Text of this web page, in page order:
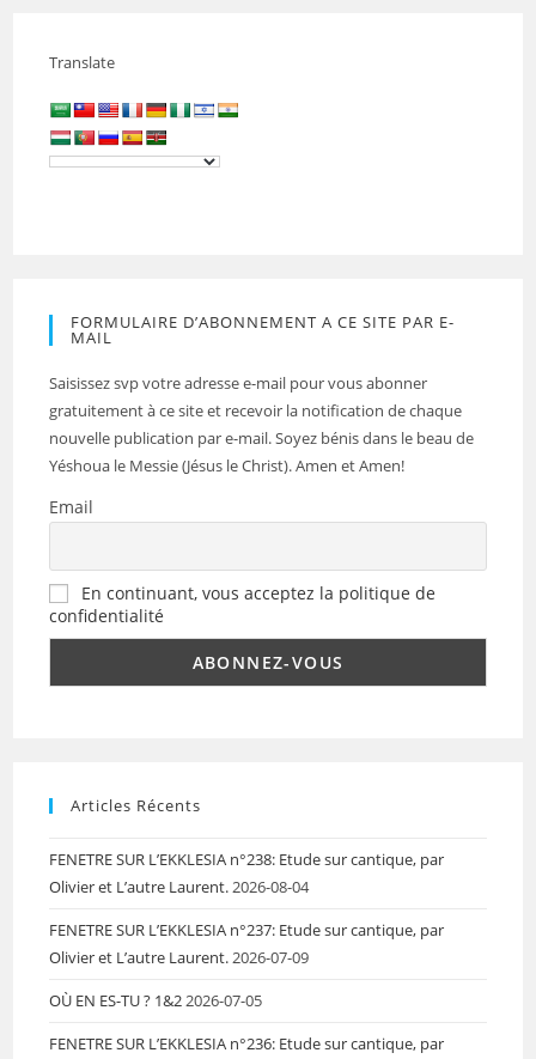
Translate
FORMULAIRE D’ABONNEMENT A CE SITE PAR E-
MAIL
Saisissez svp votre adresse e-mail pour vous abonner
gratuitement à ce site et recevoir la notification de chaque
nouvelle publication par e-mail. Soyez bénis dans le beau de
Yéshoua le Messie (Jésus le Christ). Amen et Amen!
Email
En continuant, vous acceptez la politique de
confidentialité
Articles Récents
FENETRE SUR L’EKKLESIA n°238: Etude sur cantique, par
Olivier et L’autre Laurent.2026-08-04
FENETRE SUR L’EKKLESIA n°237: Etude sur cantique, par
Olivier et L’autre Laurent.2026-07-09
OÙ EN ES-TU ? 1&22026-07-05
FENETRE SUR L’EKKLESIA n°236: Etude sur cantique, par